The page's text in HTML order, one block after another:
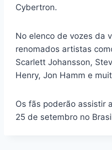
Cybertron.
No elenco de vozes da
renomados artistas
Scarlett Johansson,
Henry, Jon Hamm e
Os fãs poderão assistir
25 de setembro no